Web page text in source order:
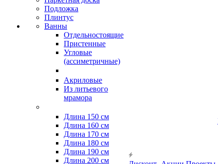
Подложка
Плинтус
Ванны
Отдельностоящие
Пристенные
Угловые
(ассиметричные)
Акриловые
Из литьевого
мрамора
Длина 150 см
Длина 160 см
Длина 170 см
Длина 180 см
Длина 190 см
Длина 200 см